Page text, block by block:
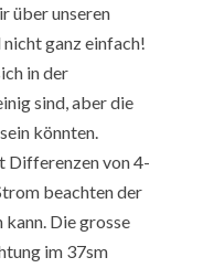
über unseren
ganz einfach!
in der
sind, aber die
könnten.
Differenzen von 4-
beachten der
Die grosse
im 37sm